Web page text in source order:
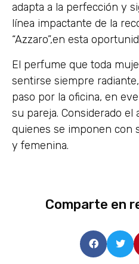
adapta a la perfección y
línea impactante de la
“Azzaro”,en esta
El perfume que toda
sentirse siempre
paso por la oficina, en
su pareja. Considerado
quienes se imponen con
y femenina.
Comparte en